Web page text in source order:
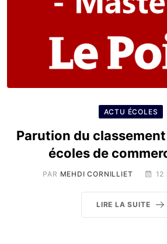
ACTU ÉCOLES
Parution du
écoles de
PAR MEHDI CORNILLIET 12
LIRE LA SUITE